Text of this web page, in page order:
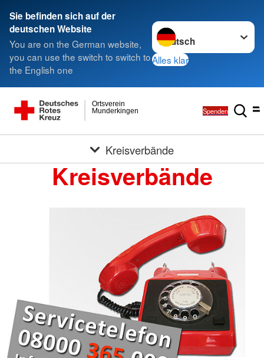
Sie befinden sich auf der
deutschen Website
You are on the German website,
you can use the switch to switch to
the English one
Sprache wechseln zu
Alles klar
Munderkingen
Ortsverein
Spenden
Kreisverbände
Kreisverbände